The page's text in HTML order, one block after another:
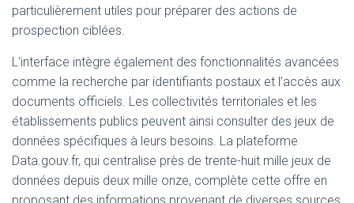
particulièrement utiles pour préparer des actions de
prospection ciblées.
L'interface intègre également des fonctionnalités avancées
comme la recherche par identifiants postaux et l'accès aux
documents officiels. Les collectivités territoriales et les
établissements publics peuvent ainsi consulter des jeux de
données spécifiques à leurs besoins. La plateforme
Data.gouv.fr, qui centralise près de trente-huit mille jeux de
données depuis deux mille onze, complète cette offre en